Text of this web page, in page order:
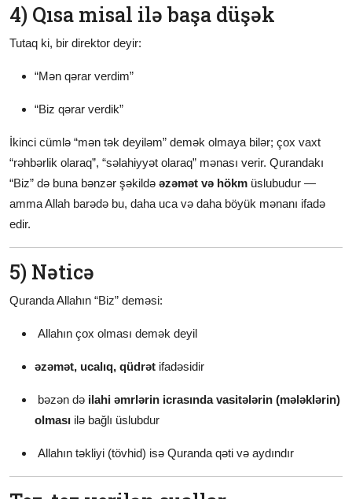
4) Qısa misal ilə başa düşək
Tutaq ki, bir direktor deyir:
“Mən qərar verdim”
“Biz qərar verdik”
İkinci cümlə “mən tək deyiləm” demək olmaya bilər; çox vaxt
“rəhbərlik olaraq”, “səlahiyyət olaraq” mənası verir. Qurandakı
“Biz” də buna bənzər şəkildə əzəmət və hökm üslubudur —
amma Allah barədə bu, daha uca və daha böyük mənanı ifadə
edir.
5) Nəticə
Quranda Allahın “Biz” deməsi:
Allahın çox olması demək deyil
əzəmət, ucalıq, qüdrət ifadəsidir
bəzən də ilahi əmrlərin icrasında vasitələrin (mələklərin)
olması ilə bağlı üslubdur
Allahın təkliyi (tövhid) isə Quranda qəti və aydındır